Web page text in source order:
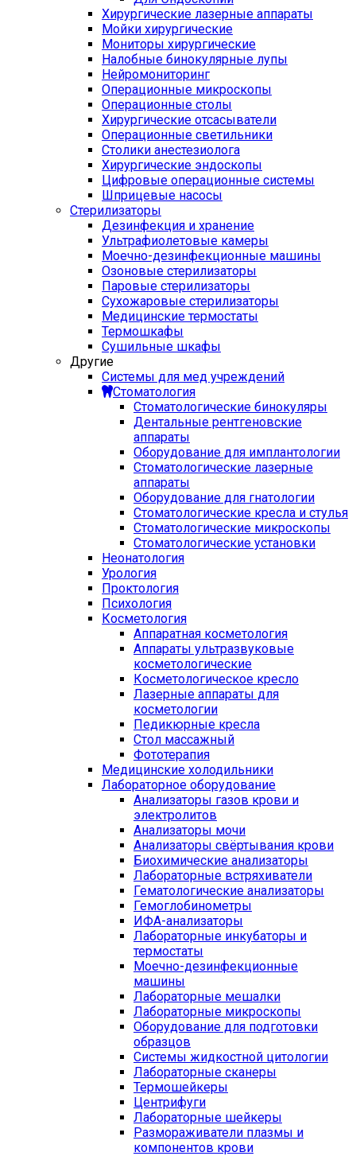
Хирургические лазерные аппараты
Мойки хирургические
Мониторы хирургические
Налобные бинокулярные лупы
Нейромониторинг
Операционные микроскопы
Операционные столы
Хирургические отсасыватели
Операционные светильники
Столики анестезиолога
Хирургические эндоскопы
Цифровые операционные системы
Шприцевые насосы
Стерилизаторы
Дезинфекция и хранение
Ультрафиолетовые камеры
Моечно-дезинфекционные машины
Озоновые стерилизаторы
Паровые стерилизаторы
Сухожаровые стерилизаторы
Медицинские термостаты
Термошкафы
Сушильные шкафы
Другие
Системы для мед учреждений
Стоматология
Стоматологические бинокуляры
Дентальные рентгеновские
аппараты
Оборудование для имплантологии
Стоматологические лазерные
аппараты
Оборудование для гнатологии
Стоматологические кресла и стулья
Стоматологические микроскопы
Стоматологические установки
Неонатология
Урология
Проктология
Психология
Косметология
Аппаратная косметология
Аппараты ультразвуковые
косметологические
Косметологическое кресло
Лазерные аппараты для
косметологии
Педикюрные кресла
Стол массажный
Фототерапия
Медицинские холодильники
Лабораторное оборудование
Анализаторы газов крови и
электролитов
Анализаторы мочи
Анализаторы свёртывания крови
Биохимические анализаторы
Лабораторные встряхиватели
Гематологические анализаторы
Гемоглобинометры
ИФА-анализаторы
Лабораторные инкубаторы и
термостаты
Моечно-дезинфекционные
машины
Лабораторные мешалки
Лабораторные микроскопы
Оборудование для подготовки
образцов
Системы жидкостной цитологии
Лабораторные сканеры
Термошейкеры
Центрифуги
Лабораторные шейкеры
Размораживатели плазмы и
компонентов крови